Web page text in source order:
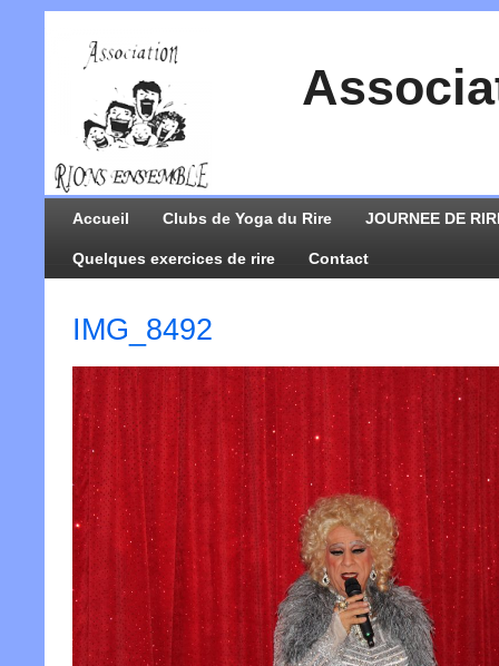
Accueil Clubs de Yoga du Rire JOURNEE DE
Quelques exercices de rire Contact
IMG_8492